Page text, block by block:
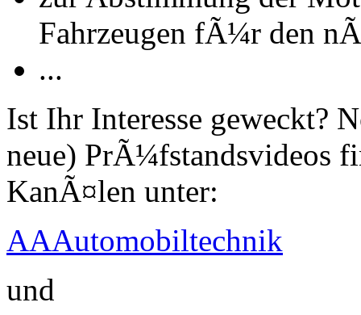
Fahrzeugen fÃ¼r den
...
Ist Ihr Interesse geweckt?
neue) PrÃ¼fstandsvideos
KanÃ¤len unter:
AAAutomobiltechnik
und